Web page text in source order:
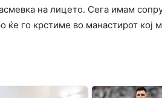
на лицето. Сега имам
ќе го крстиме во манастирот кој